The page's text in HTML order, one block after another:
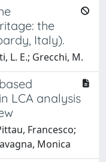
the
Italy).
L. E.; Grecchi, M.
LCA analysis
Francesco;
Monica